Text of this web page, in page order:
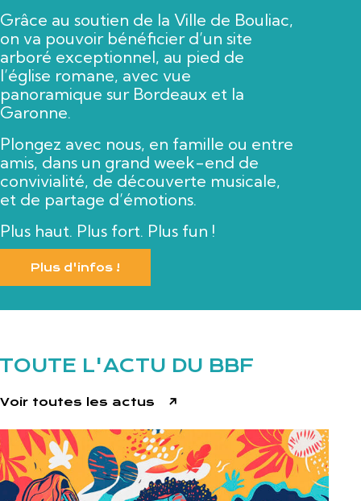
Grâce au soutien de la Ville de Bouliac,
on va pouvoir bénéficier d’un site
arboré exceptionnel, au pied de
l’église romane, avec vue
panoramique sur Bordeaux et la
Garonne.
Plongez avec nous, en famille ou entre
amis, dans un grand week-end de
convivialité, de découverte musicale,
et de partage d’émotions.
Plus haut. Plus fort. Plus fun !
Plus d'infos !
TOUTE L'ACTU DU BBF
Voir toutes les actus